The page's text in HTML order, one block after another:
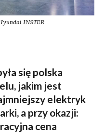
INSTER
się polska
jakim jest
elektryk
a przy okazji:
cena